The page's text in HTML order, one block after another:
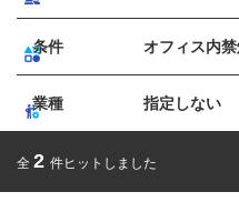
条件 オフィス内
業種 指定しない
全 2 件ヒットしました